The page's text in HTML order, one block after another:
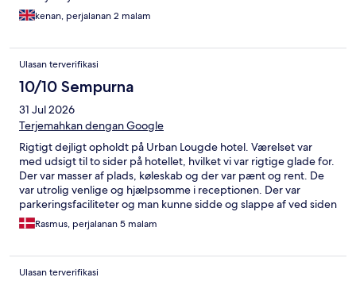
kenan, perjalanan 2 malam
Ulasan terverifikasi
10/10 Sempurna
31 Jul 2026
Terjemahkan dengan Google
Rigtigt dejligt opholdt på Urban Lougde hotel. Værelset var
med udsigt til to sider på hotellet, hvilket vi var rigtige glade for.
Der var masser af plads, køleskab og der var pænt og rent. De
var utrolig venlige og hjælpsomme i receptionen. Der var
parkeringsfaciliteter og man kunne sidde og slappe af ved siden
af receptionen med diverse brætspil. Til morgenmad var der en
masse forskellige ting, men jeg savnede nogle “sunde
Rasmus
Rasmus, perjalanan 5 malam
Ulasan terverifikasi